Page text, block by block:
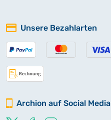
Unsere Bezahlarten
Archion auf Social Media